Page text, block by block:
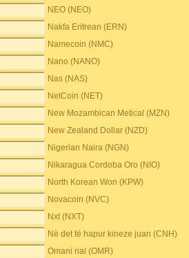
NEO (NEO)
Nakfa Eritrean (ERN)
Namecoin (NMC)
Nano (NANO)
Nas (NAS)
NetCoin (NET)
New Mozambican Metical (MZN)
New Zealand Dollar (NZD)
Nigerian Naira (NGN)
Nikaragua Cordoba Oro (NIO)
North Korean Won (KPW)
Novacoin (NVC)
Nxt (NXT)
Në det të hapur kineze juan (CNH)
Omani rial (OMR)